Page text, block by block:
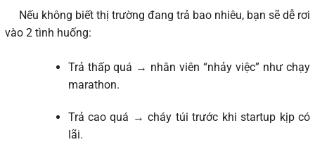
Nếu không biết thị trường đang trả bao nhiêu, bạn sẽ dễ rơi
vào 2 tình huống:
Trả thấp quá → nhân viên “nhảy việc” như chạy
marathon.
Trả cao quá → cháy túi trước khi startup kịp có
lãi.